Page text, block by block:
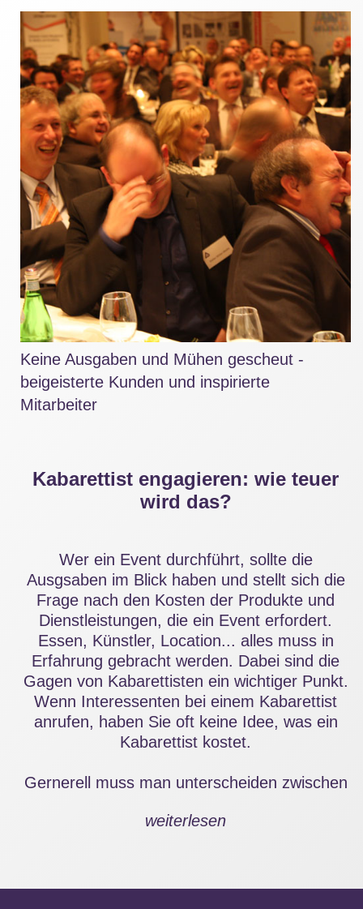
Keine Ausgaben und Mühen gescheut -
beigeisterte Kunden und inspirierte
Mitarbeiter
Kabarettist engagieren: wie teuer
wird das?
Wer ein Event durchführt, sollte die
Ausgsaben im Blick haben und stellt sich die
Frage nach den Kosten der Produkte und
Dienstleistungen, die ein Event erfordert.
Essen, Künstler, Location... alles muss in
Erfahrung gebracht werden. Dabei sind die
Gagen von Kabarettisten ein wichtiger Punkt.
Wenn Interessenten bei einem Kabarettist
anrufen, haben Sie oft keine Idee, was ein
Kabarettist kostet.
Gernerell muss man unterscheiden zwischen
bekannten Kabarettisten. Genau so wenig wie
weiterlesen